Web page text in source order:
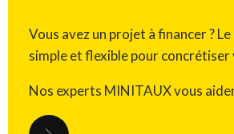
Vous avez un projet à financer ?
simple et flexible pour
Nos experts MINITAUX vous